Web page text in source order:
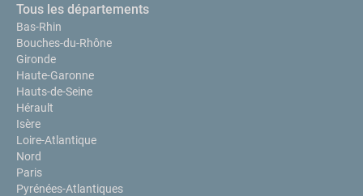
Tous les départements
Bas-Rhin
Bouches-du-Rhône
Gironde
Haute-Garonne
Hauts-de-Seine
Hérault
Isère
Loire-Atlantique
Nord
Paris
Pyrénées-Atlantiques